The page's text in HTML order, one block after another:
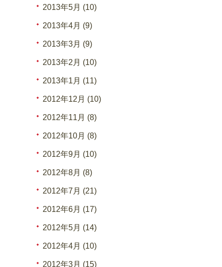
2013年5月 (10)
2013年4月 (9)
2013年3月 (9)
2013年2月 (10)
2013年1月 (11)
2012年12月 (10)
2012年11月 (8)
2012年10月 (8)
2012年9月 (10)
2012年8月 (8)
2012年7月 (21)
2012年6月 (17)
2012年5月 (14)
2012年4月 (10)
2012年3月 (15)